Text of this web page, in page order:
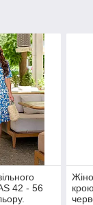
42 - 56